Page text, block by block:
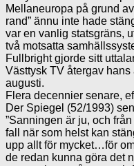
Mellaneuropa på grund
rand” ännu inte hade
var en vanlig statsgräns,
två motsatta
Fullbright gjorde sitt
Västtysk TV återgav
augusti.
Flera decennier senare,
Der Spiegel (52/1993)
”Sanningen är ju, och
fall när som helst kan
upp allt för mycket…för
de redan kunna göra det